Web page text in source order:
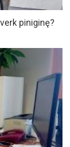
piniginę?